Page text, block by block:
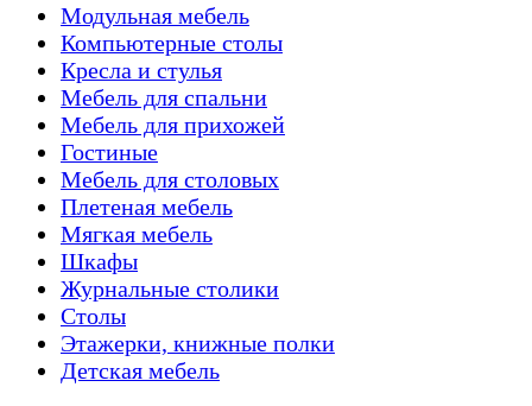
Модульная мебель
Компьютерные столы
Кресла и стулья
Мебель для спальни
Мебель для прихожей
Гостиные
Мебель для столовых
Плетеная мебель
Мягкая мебель
Шкафы
Журнальные столики
Столы
Этажерки, книжные полки
Детская мебель